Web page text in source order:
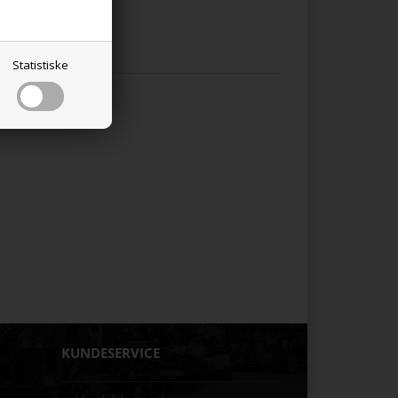
Statistiske
KUNDESERVICE